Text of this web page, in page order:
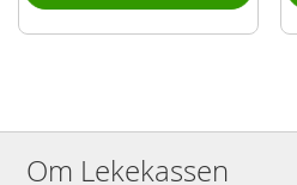
Om Lekekassen